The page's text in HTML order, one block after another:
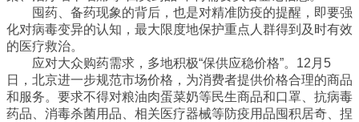
囤药、备药现象的背后，也是对精准防疫的提醒，即要强
化对病毒变异的认知，最大限度地保护重点人群得到及时有效
的医疗救治。
应对大众购药需求，多地积极“保供应稳价格”。12月5
日，北京进一步规范市场价格，为消费者提供价格合理的商品
和服务。要求不得对粮油肉蛋菜奶等民生商品和口罩、抗病毒
药品、消毒杀菌用品、相关医疗器械等防疫用品囤积居奇、捏